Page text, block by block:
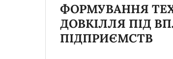
ФОРМУВАННЯ
ДОВКІЛЛЯ ПІД
ПІДПРИЄМСТВ